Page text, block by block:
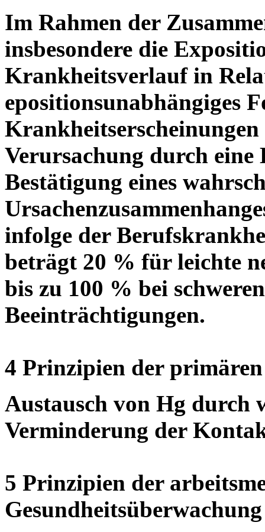
Im Rahmen der
insbesondere die
Krankheitsverlauf in
epositionsunabhängiges
Verursachung durch
Bestätigung eines
infolge der
beträgt 20 % für leichte
bis zu 100 % bei
Beeinträchtigungen.
4 Prinzipien der
Austausch von Hg durch
Verminderung der
5 Prinzipien der
Gesundheitsüberwachung